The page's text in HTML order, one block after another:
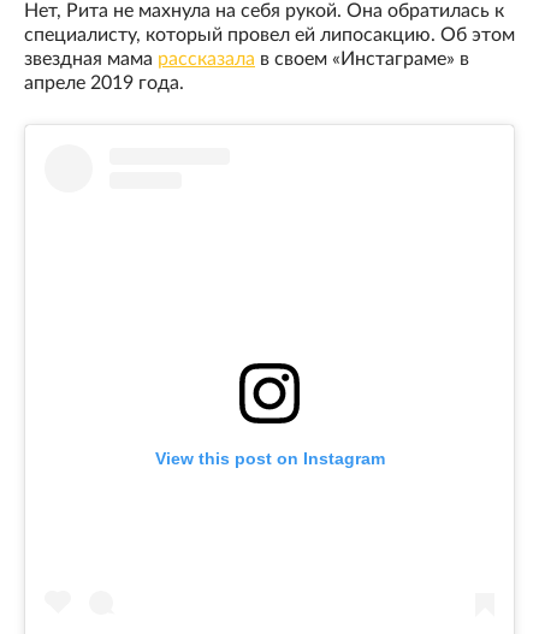
Нет, Рита не махнула на себя рукой. Она обратилась к
специалисту, который провел ей липосакцию. Об этом
звездная мама рассказала в своем «Инстаграме» в
апреле 2019 года.
View this post on Instagram